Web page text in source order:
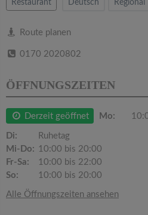
Restaurant Deutsch Regional
Route planen
0170 2020802
ÖFFNUNGSZEITEN
Derzeit geöffnet Mo:
Di:
Ruhetag
Mi-Do: 10:00 bis 20:00
Fr-Sa:
10:00 bis 22:00
So:
10:00 bis 20:00
Alle Öffnungszeiten ansehen
i
a
i
o